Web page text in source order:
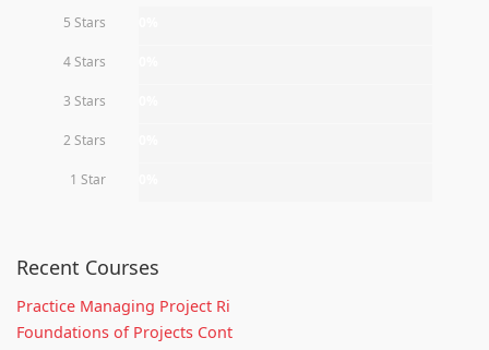
5 Stars
4 Stars
3 Stars
2 Stars
1 Star
Recent Courses
Practice Managing Project Ri
Foundations of Projects Cont